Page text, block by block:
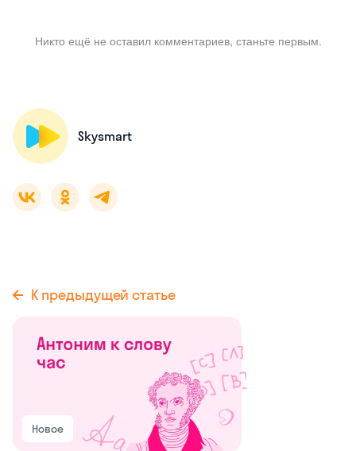
Никто ещё не оставил комментариев, станьте первым.
Skysmart
К предыдущей статье
Новое